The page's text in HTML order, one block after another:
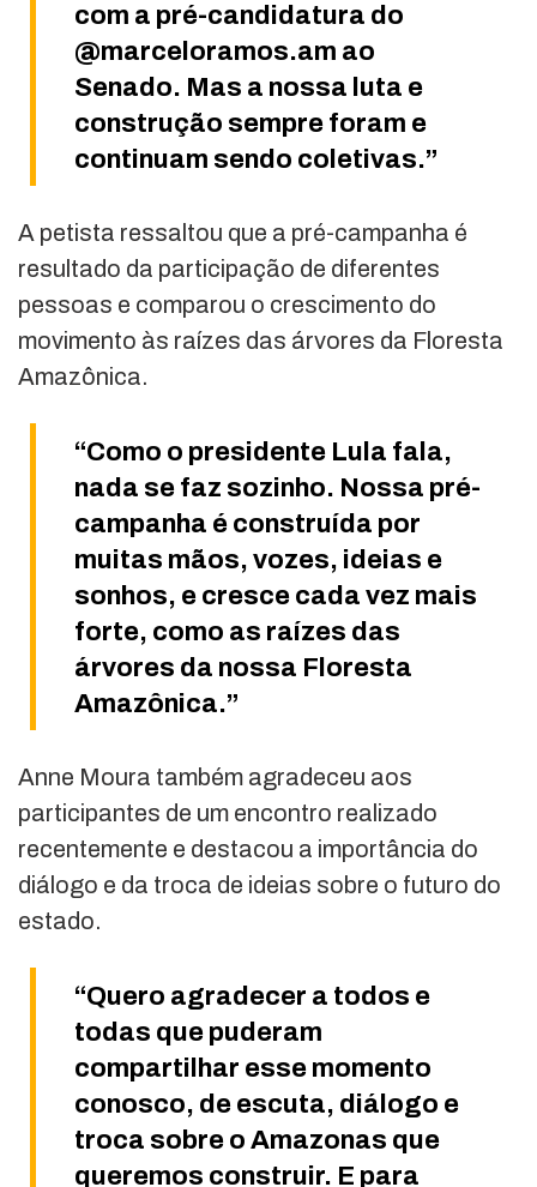
com a pré-candidatura do
@marceloramos.am ao
Senado. Mas a nossa luta e
construção sempre foram e
continuam sendo coletivas.”
A petista ressaltou que a pré-campanha é
resultado da participação de diferentes
pessoas e comparou o crescimento do
movimento às raízes das árvores da Floresta
Amazônica.
“Como o presidente Lula fala,
nada se faz sozinho. Nossa pré-
campanha é construída por
muitas mãos, vozes, ideias e
sonhos, e cresce cada vez mais
forte, como as raízes das
árvores da nossa Floresta
Amazônica.”
Anne Moura também agradeceu aos
participantes de um encontro realizado
recentemente e destacou a importância do
diálogo e da troca de ideias sobre o futuro do
estado.
“Quero agradecer a todos e
todas que puderam
compartilhar esse momento
conosco, de escuta, diálogo e
troca sobre o Amazonas que
queremos construir. E para